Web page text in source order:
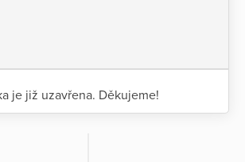
je již uzavřena. Děkujeme!